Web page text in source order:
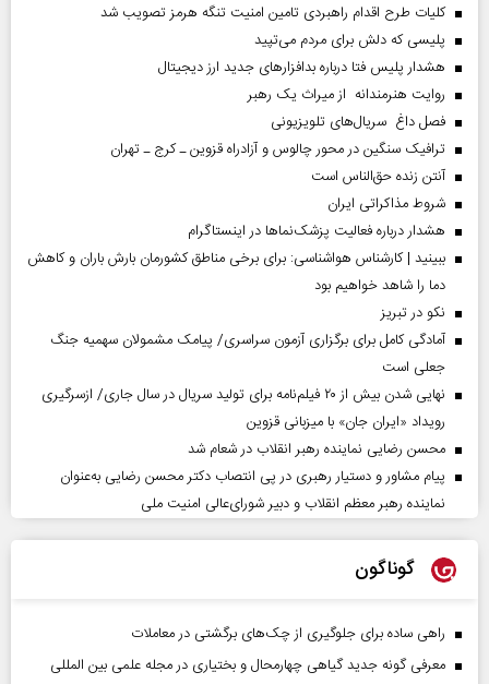
کلیات طرح اقدام راهبردی تامین امنیت تنگه هرمز تصویب شد
پلیسی که دلش برای مردم می‌تپید
هشدار پلیس فتا درباره بدافزار‌های جدید ارز دیجیتال
روایت هنرمندانه از میراث یک رهبر
فصل داغ سریال‌های تلویزیونی
ترافیک سنگین در محور چالوس و آزادراه قزوین ـ کرج ـ تهران
آنتن زنده حق‌الناس است
شروط مذاکراتی ایران
هشدار درباره فعالیت پزشک‌نما‌ها در اینستاگرام
ببینید | کارشناس هواشناسی: برای برخی مناطق کشورمان بارش باران و کاهش
دما را شاهد خواهیم بود
نکو در تبریز
آمادگی کامل برای برگزاری آزمون سراسری/ پیامک مشمولان سهمیه جنگ
جعلی است
نهایی شدن بیش از ۲۰ فیلم‌نامه برای تولید سریال در سال جاری/ ازسرگیری
رویداد «ایران جان» با میزبانی قزوین
محسن رضایی نماینده رهبر انقلاب در شعام شد
پیام مشاور و دستیار رهبری در پی انتصاب دکتر محسن رضایی به‌عنوان
نماینده رهبر معظم انقلاب و دبیر شورای‌عالی امنیت ملی
گوناگون
راهی ساده برای جلوگیری از چک‌های برگشتی در معاملات
معرفی گونه جدید گیاهی چهارمحال و بختیاری در مجله علمی بین المللی